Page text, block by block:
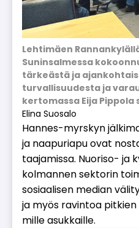
Lehtimäen
Suninsalmessa
tärkeästä ja
turvallisuudesta ja
kertomassa Eija Pippola
Elina Suosalo
Han­nes-myrs­kyn
ja naa­pu­ri­a­pu ovat
taa­ja­mis­sa. Nuo­ri­so- ja
kol­man­nen sek­to­rin
so­si­aa­li­sen me­di­an
ja myös ra­vin­toa
mil­le asuk­kail­le.